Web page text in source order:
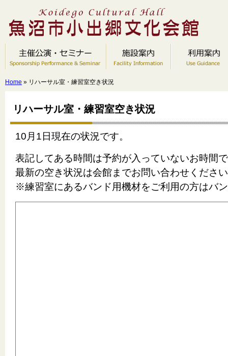
Home » リハーサル室・練習室空き状況
リハーサル室・練習室空き状況
10 月1 日現在の状況です。
表記してある時間は予約が入っていないお時間
最新の空き状況は会館までお問い合わせくださ
※練習室にあるバンド用機材をご利用の方はバ